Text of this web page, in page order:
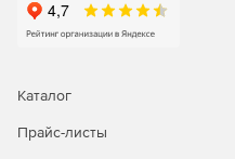
Каталог
Прайс-листы